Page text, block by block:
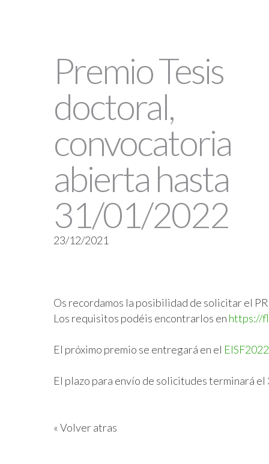
Premio Tesis
doctoral,
convocatoria
abierta hasta
31/01/2022
23/12/2021
Os recordamos la posibilidad de solicitar el
Los requisitos podéis encontrarlos en https://
El próximo premio se entregará en el
El plazo para envío de solicitudes terminará el
« Volver atras